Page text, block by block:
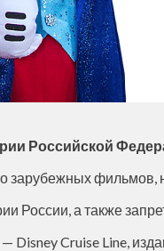
Российской
зарубежных фильмов,
России, а также
Disney Cruise Line,